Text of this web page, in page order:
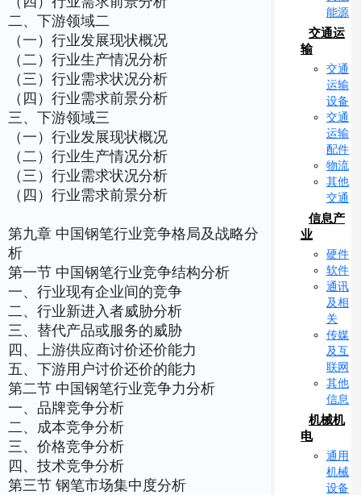
二、下游领域二
（一）行业发展现状概况
（二）行业生产情况分析
（三）行业需求状况分析
（四）行业需求前景分析
三、下游领域三
（一）行业发展现状概况
（二）行业生产情况分析
（三）行业需求状况分析
（四）行业需求前景分析
第九章 中国钢笔行业竞争格局及战略分
析
第一节 中国钢笔行业竞争结构分析
一、行业现有企业间的竞争
二、行业新进入者威胁分析
三、替代产品或服务的威胁
四、上游供应商讨价还价能力
五、下游用户讨价还价的能力
第二节 中国钢笔行业竞争力分析
一、品牌竞争分析
二、成本竞争分析
三、价格竞争分析
四、技术竞争分析
第三节 钢笔市场集中度分析
能源
交通运
输
交通
运输
设备
交通
运输
配件
物流
其他
交通
信息产
业
硬件
软件
通讯
及相
关
传媒
及互
联网
其他
信息
机械机
电
通用
机械
设备